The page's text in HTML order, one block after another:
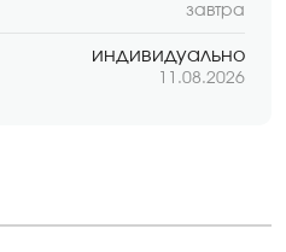
завтра
индивидуально
11.08.2026